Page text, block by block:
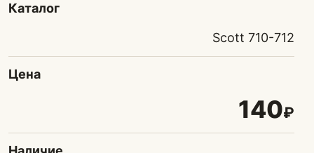
Каталог
Scott 710-712
Цена
140₽